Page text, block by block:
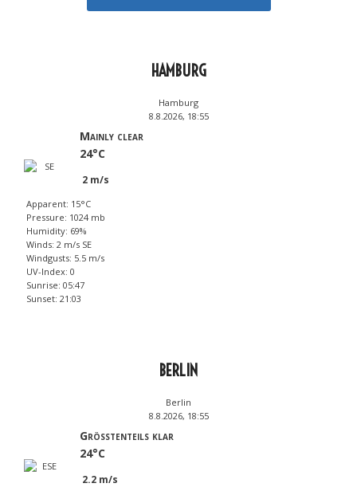
HAMBURG
Hamburg
8.8.2026, 18:55
Mainly clear
24°C
2 m/s
Apparent: 15°C
Pressure: 1024 mb
Humidity: 69%
Winds: 2 m/s SE
Windgusts: 5.5 m/s
UV-Index: 0
Sunrise: 05:47
Sunset: 21:03
BERLIN
Berlin
8.8.2026, 18:55
Größtenteils klar
24°C
2.2 m/s